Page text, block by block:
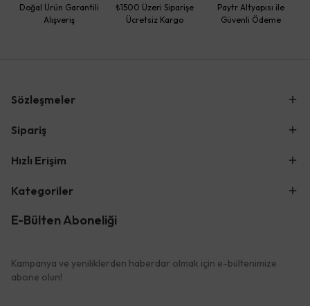
Doğal Ürün Garantili
Alışveriş
₺1500 Üzeri Siparişe
Ücretsiz Kargo
Paytr Altyapısı ile
Güvenli Ödeme
Sözleşmeler
Sipariş
Hızlı Erişim
Kategoriler
E-Bülten Aboneliği
Kampanya ve yeniliklerden haberdar olmak için e-bültenimize
abone olun!